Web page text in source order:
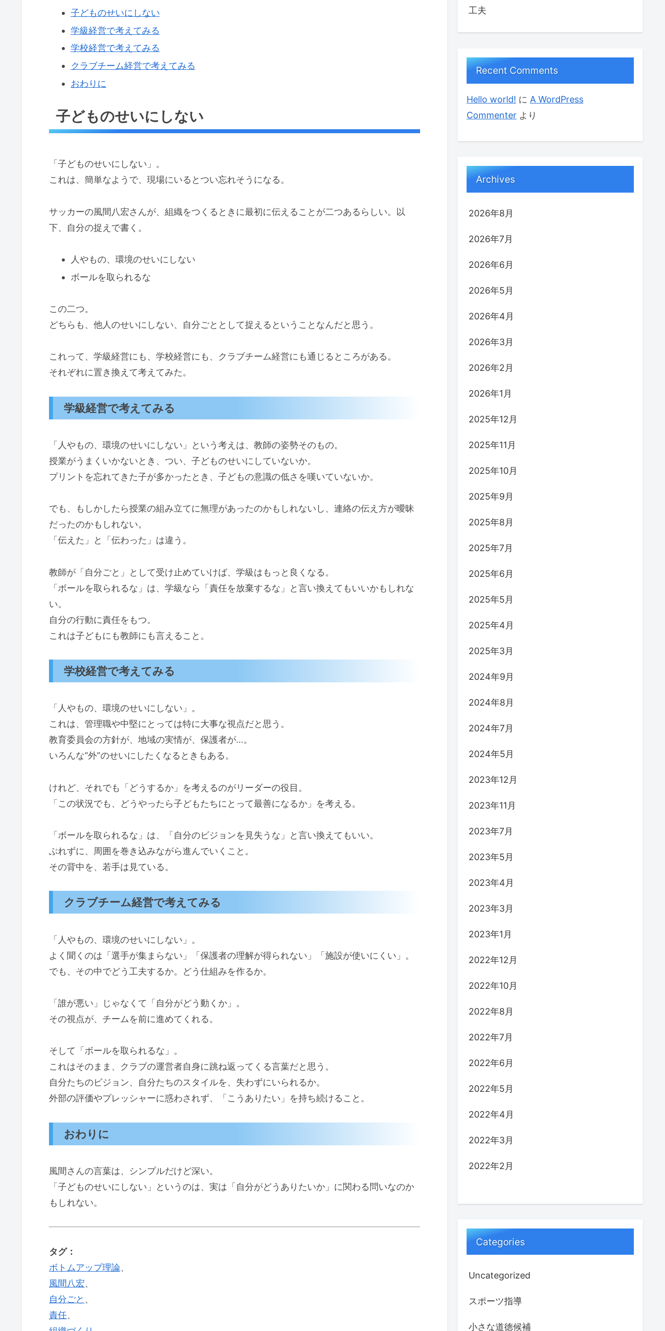
子どものせいにしない
学級経営で考えてみる
学校経営で考えてみる
クラブチーム経営で考えてみる
おわりに
子どものせいにしない
「子どものせいにしない」。
これは、簡単なようで、現場にいるとつい忘れそうになる。
サッカーの風間八宏さんが、組織をつくるときに最初に伝えることが二つあるらしい。以
下、自分の捉えで書く。
人やもの、環境のせいにしない
ボールを取られるな
この二つ。
どちらも、他人のせいにしない、自分ごととして捉えるということなんだと思う。
これって、学級経営にも、学校経営にも、クラブチーム経営にも通じるところがある。
それぞれに置き換えて考えてみた。
学級経営で考えてみる
「人やもの、環境のせいにしない」という考えは、教師の姿勢そのもの。
授業がうまくいかないとき、つい、子どものせいにしていないか。
プリントを忘れてきた子が多かったとき、子どもの意識の低さを嘆いていないか。
でも、もしかしたら授業の組み立てに無理があったのかもしれないし、連絡の伝え方が曖昧
だったのかもしれない。
「伝えた」と「伝わった」は違う。
教師が「自分ごと」として受け止めていけば、学級はもっと良くなる。
「ボールを取られるな」は、学級なら「責任を放棄するな」と言い換えてもいいかもしれな
い。
自分の行動に責任をもつ。
これは子どもにも教師にも言えること。
学校経営で考えてみる
「人やもの、環境のせいにしない」。
これは、管理職や中堅にとっては特に大事な視点だと思う。
教育委員会の方針が、地域の実情が、保護者が…。
いろんな“外”のせいにしたくなるときもある。
けれど、それでも「どうするか」を考えるのがリーダーの役目。
「この状況でも、どうやったら子どもたちにとって最善になるか」を考える。
「ボールを取られるな」は、「自分のビジョンを見失うな」と言い換えてもいい。
ぶれずに、周囲を巻き込みながら進んでいくこと。
その背中を、若手は見ている。
クラブチーム経営で考えてみる
「人やもの、環境のせいにしない」。
よく聞くのは「選手が集まらない」「保護者の理解が得られない」「施設が使いにくい」。
でも、その中でどう工夫するか。どう仕組みを作るか。
「誰が悪い」じゃなくて「自分がどう動くか」。
その視点が、チームを前に進めてくれる。
そして「ボールを取られるな」。
これはそのまま、クラブの運営者自身に跳ね返ってくる言葉だと思う。
自分たちのビジョン、自分たちのスタイルを、失わずにいられるか。
外部の評価やプレッシャーに惑わされず、「こうありたい」を持ち続けること。
おわりに
風間さんの言葉は、シンプルだけど深い。
「子どものせいにしない」というのは、実は「自分がどうありたいか」に関わる問いなのか
もしれない。
タグ：
ボトムアップ理論、
風間八宏、
自分ごと 、
責任、
工夫
Recent Comments
Hello world! に A WordPress
Commenter より
Archives
2026年8月
2026年7月
2026年6月
2026年5月
2026年4月
2026年3月
2026年2月
2026年1月
2025年12月
2025年11月
2025年10月
2025年9月
2025年8月
2025年7月
2025年6月
2025年5月
2025年4月
2025年3月
2024年9月
2024年8月
2024年7月
2024年5月
2023年12月
2023年11月
2023年7月
2023年5月
2023年4月
2023年3月
2023年1月
2022年12月
2022年10月
2022年8月
2022年7月
2022年6月
2022年5月
2022年4月
2022年3月
2022年2月
Categories
Uncategorized
スポーツ指導
小さな道徳候補